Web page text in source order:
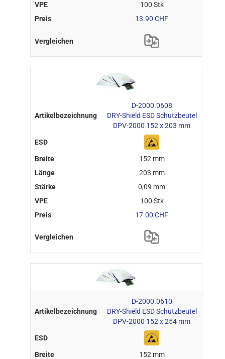
100 Stk
13.90 CHF
D-2000.0608
DRY-Shield ESD Schutzbeutel
DPV-2000 152 x 203 mm
152 mm
203 mm
0,09 mm
100 Stk
17.00 CHF
D-2000.0610
DRY-Shield ESD Schutzbeutel
DPV-2000 152 x 254 mm
152 mm